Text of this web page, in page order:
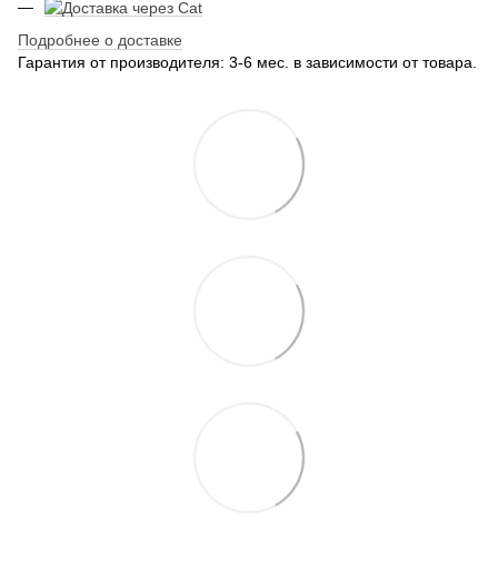
Подробнее о доставке
Гарантия от производителя: 3-6 мес. в зависимости от товара.